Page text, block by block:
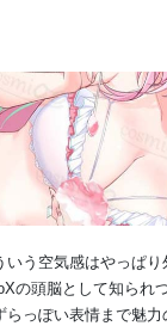
いう空気感はやっぱ
の頭脳として知られ
らっぽい表情まで魅